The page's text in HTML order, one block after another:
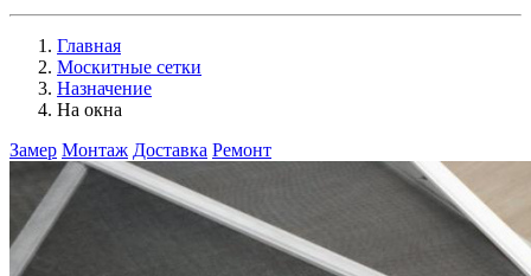
Главная
Москитные сетки
Назначение
На окна
Замер Монтаж Доставка Ремонт